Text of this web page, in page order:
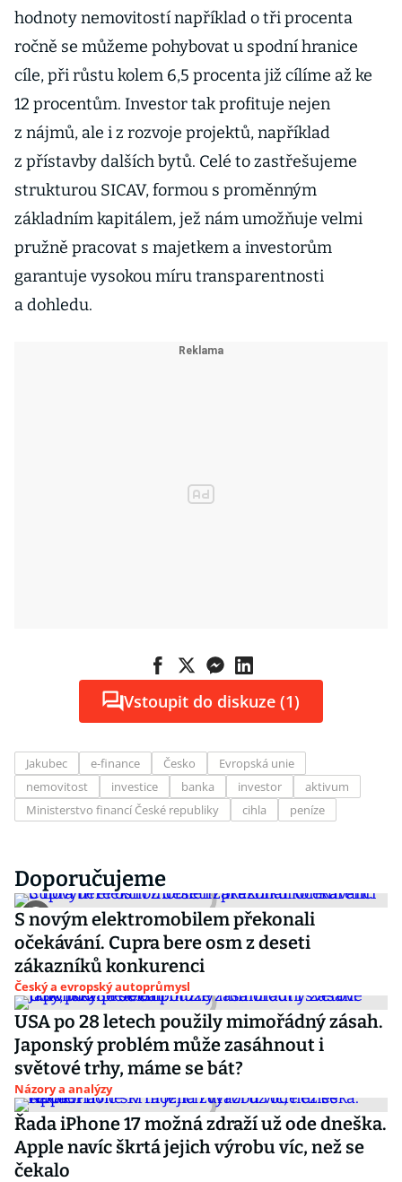
hodnoty nemovitostí například o tři procenta
ročně se můžeme pohybovat u spodní hranice
cíle, při růstu kolem 6,5 procenta již cílíme až ke
12 procentům. Investor tak profituje nejen
z nájmů, ale i z rozvoje projektů, například
z přístavby dalších bytů. Celé to zastřešujeme
strukturou SICAV, formou s proměnným
základním kapitálem, jež nám umožňuje velmi
pružně pracovat s majetkem a investorům
garantuje vysokou míru transparentnosti
a dohledu.
Vstoupit do diskuze (1)
Jakubec e-finance Česko
Evropská unie
nemovitost
investice banka investor
aktivum
Ministerstvo financí České republiky
cihla peníze
Doporučujeme
S novým elektromobilem překonali
očekávání. Cupra bere osm z deseti
zákazníků konkurenci
Český a evropský autoprůmysl
USA po 28 letech použily mimořádný zásah.
Japonský problém může zasáhnout i
světové trhy, máme se bát?
Názory a analýzy
Řada iPhone 17 možná zdraží už ode dneška.
Apple navíc škrtá jejich výrobu víc, než se
čekalo